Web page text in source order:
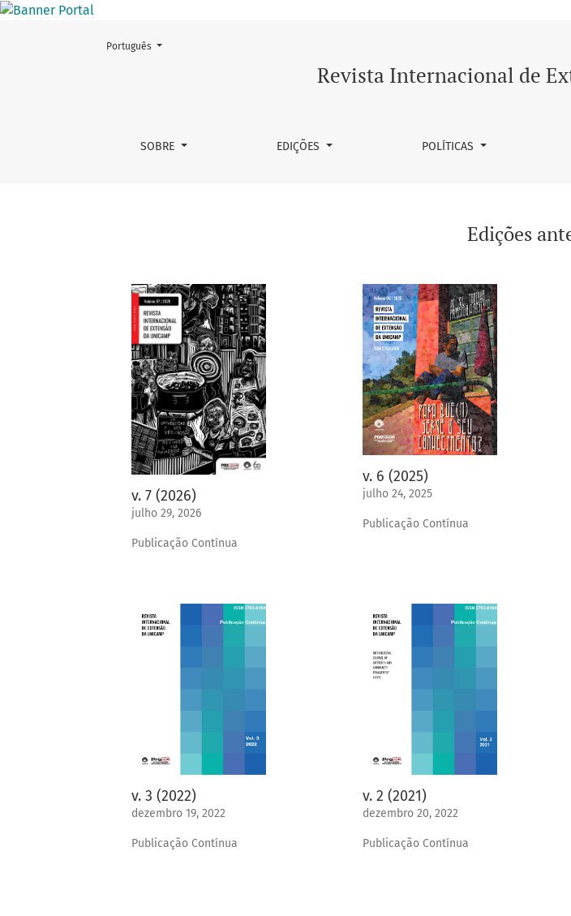
Edições anteriores
Revista Internacional de
SOBRE EDIÇÕES POLÍTICAS
Mudar o idioma. O atual é:
Português
Edições
v. 7 (2026)
julho 29, 2026
Publicação Contínua
v. 6 (2025)
julho 24, 2025
Publicação Contínua
v. 3 (2022)
dezembro 19, 2022
Publicação Contínua
v. 2 (2021)
dezembro 20, 2022
Publicação Contínua